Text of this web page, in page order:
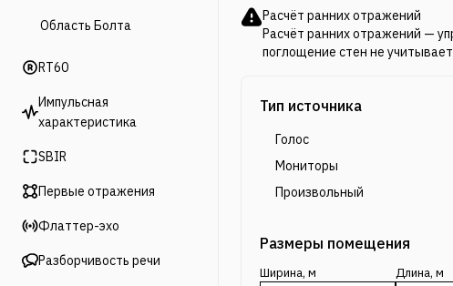
Область Болта
RT60
Импульсная
характеристика
SBIR
Первые отражения
Флаттер-эхо
Разборчивость речи
Расчёт ранних отражений
Расчёт ранних отражений —
поглощение стен не
Тип источника
Голос
Мониторы
Произвольный
Размеры помещения
Ширина, м Длина, м